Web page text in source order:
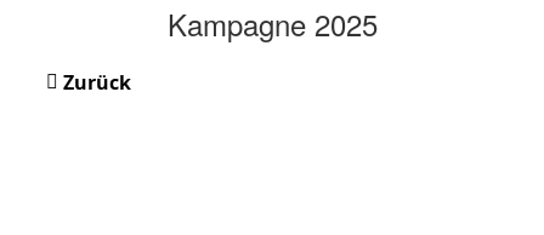
Kampagne 2025
Zurück